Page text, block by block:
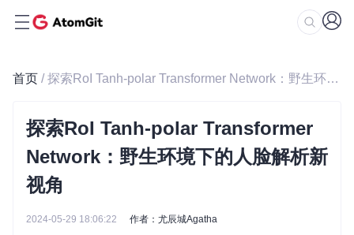
首页 / 探索RoI Tanh-polar Transformer Network：野生环境下的人脸解析新视角
探索RoI Tanh-polar Transformer
Network：野生环境下的人脸解析新
视角
2024-05-29 18:06:22 作者：尤辰城Agatha